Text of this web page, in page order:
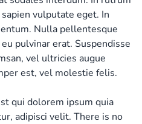
vulputate eget. In
Nulla pellentesque
pulvinar erat. Suspendisse
vel ultricies augue
est, vel molestie felis.
qui dolorem ipsum quia
adipisci velit. There is no